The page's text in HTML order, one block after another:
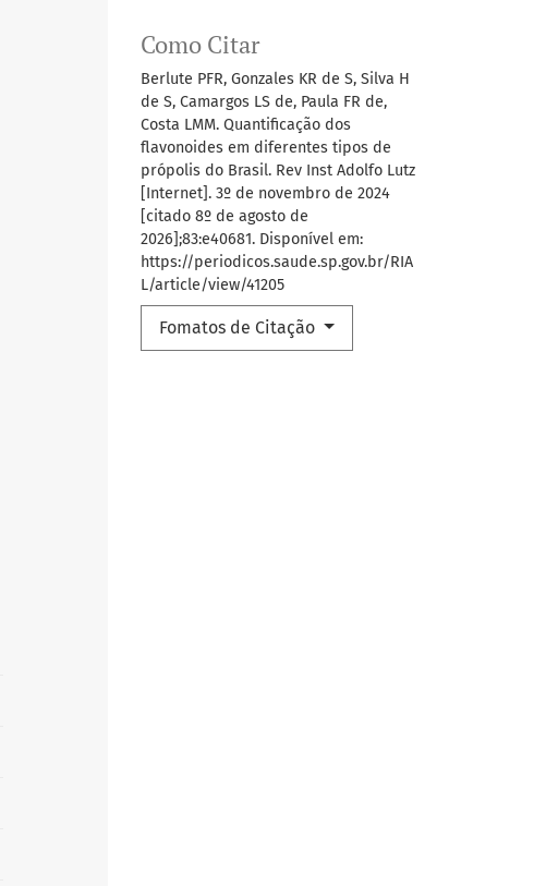
Como Citar
Berlute PFR, Gonzales KR de S, Silva H
de S, Camargos LS de, Paula FR de,
Costa LMM. Quantificação dos
flavonoides em diferentes tipos de
própolis do Brasil. Rev Inst Adolfo Lutz
[Internet]. 3º de novembro de 2024
[citado 8º de agosto de
2026];83:e40681. Disponível em:
https://periodicos.saude.sp.gov.br/RIA
L/article/view/41205
Fomatos de Citação